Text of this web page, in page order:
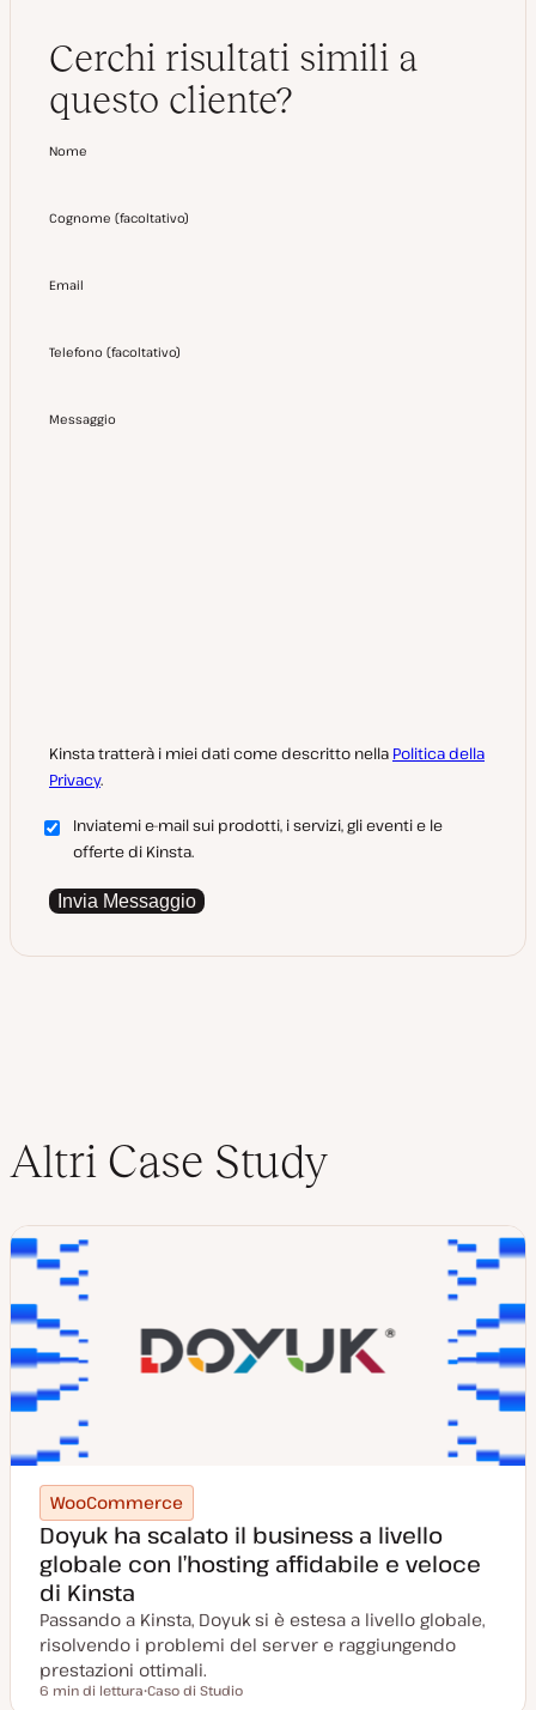
Cerchi risultati simili a
questo cliente?
Nome
Cognome (facoltativo)
Email
Telefono (facoltativo)
Messaggio
Kinsta tratterà i miei dati come descritto nella Politica della
Privacy.
Inviatemi e-mail sui prodotti, i servizi, gli eventi e le
offerte di Kinsta.
Invia Messaggio
Altri Case Study
WooCommerce
Doyuk ha scalato il business a livello
globale con l’hosting affidabile e veloce
di Kinsta
Passando a Kinsta, Doyuk si è estesa a livello globale,
risolvendo i problemi del server e raggiungendo
prestazioni ottimali.
Tempo di lettura
6 min di lettura Caso di Studio